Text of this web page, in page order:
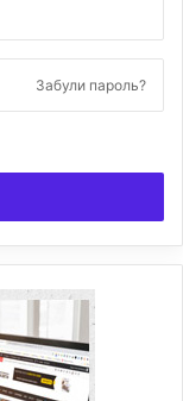
Забули пароль?